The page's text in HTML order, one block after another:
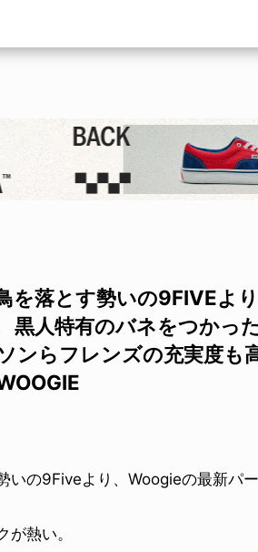
を落とす勢いの9FIVEよ
黒人特有のバネをつかっ
ンらフレンズの充実度も高
いの9Fiveより、Woogieの最新パ
熱い。